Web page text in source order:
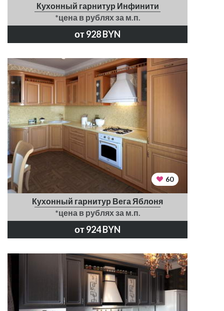
Кухонный гарнитур Инфинити
*цена в рублях за м.п.
от 928 BYN
60
Кухонный гарнитур Вега Яблоня
*цена в рублях за м.п.
от 924 BYN